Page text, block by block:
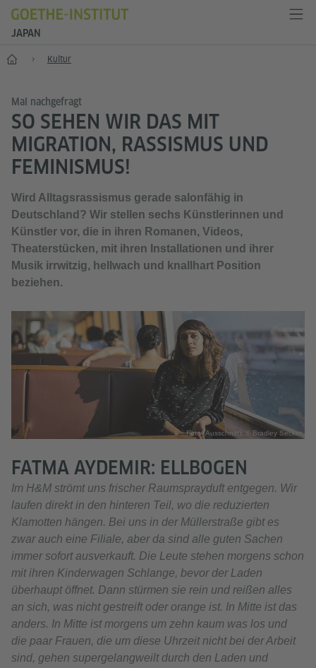
JAPAN
Start Kultur
Mal nachgefragt
SO SEHEN WIR DAS MIT
MIGRATION, RASSISMUS UND
FEMINISMUS!
Wird Alltagsrassismus gerade salonfähig in
Deutschland? Wir stellen sechs Künstlerinnen und
Künstler vor, die in ihren Romanen, Videos,
Theaterstücken, mit ihren Installationen und ihrer
Musik irrwitzig, hellwach und knallhart Position
beziehen.
Foto (Ausschnitt): © Bradley Secker
FATMA AYDEMIR: ELLBOGEN
Im H&M strömt uns frischer Raumsprayduft entgegen. Wir
laufen direkt in den hinteren Teil, wo die reduzierten
Klamotten hängen. Bei uns in der Müllerstraße gibt es
zwar auch eine Filiale, aber da sind alle guten Sachen
immer sofort ausverkauft. Die Leute stehen morgens schon
mit ihren Kinderwagen Schlange, bevor der Laden
überhaupt öffnet. Dann stürmen sie rein und reißen alles
an sich, was nicht gestreift oder orange ist. In Mitte ist das
anders. In Mitte ist morgens um zehn kaum was los und
die paar Frauen, die um diese Uhrzeit nicht bei der Arbeit
sind, gehen supergelangweilt durch den Laden und